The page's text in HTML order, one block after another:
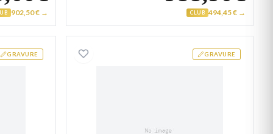
902,50 € → CLUB 494,45 € →
GRAVURE
Blanc Diassivi GRAVURE
Alliance Or Blanc Burgel